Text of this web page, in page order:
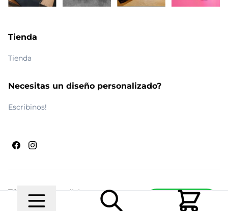
Escribinos
Tienda
Tienda
Necesitas un diseño personalizado?
Escribinos!
© 2026 Maldito RamónRealizado por Ecwid de
Términos y condiciones